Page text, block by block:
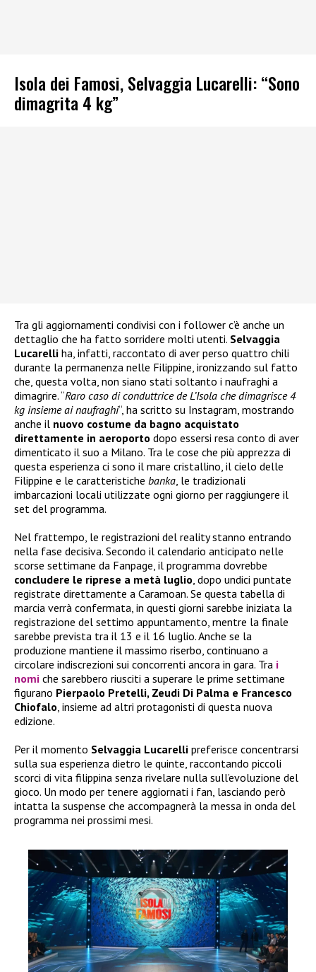
Isola dei Famosi, Selvaggia Lucarelli: “Sono
dimagrita 4 kg”
Tra gli aggiornamenti condivisi con i follower c’è anche un
dettaglio che ha fatto sorridere molti utenti. Selvaggia
Lucarelli ha, infatti, raccontato di aver perso quattro chili
durante la permanenza nelle Filippine, ironizzando sul fatto
che, questa volta, non siano stati soltanto i naufraghi a
dimagrire. “Raro caso di conduttrice de L’Isola che dimagrisce 4
kg insieme ai naufraghi“, ha scritto su Instagram, mostrando
anche il nuovo costume da bagno acquistato
direttamente in aeroporto dopo essersi resa conto di aver
dimenticato il suo a Milano. Tra le cose che più apprezza di
questa esperienza ci sono il mare cristallino, il cielo delle
Filippine e le caratteristiche banka, le tradizionali
imbarcazioni locali utilizzate ogni giorno per raggiungere il
set del programma.
Nel frattempo, le registrazioni del reality stanno entrando
nella fase decisiva. Secondo il calendario anticipato nelle
scorse settimane da Fanpage, il programma dovrebbe
concludere le riprese a metà luglio, dopo undici puntate
registrate direttamente a Caramoan. Se questa tabella di
marcia verrà confermata, in questi giorni sarebbe iniziata la
registrazione del settimo appuntamento, mentre la finale
sarebbe prevista tra il 13 e il 16 luglio. Anche se la
produzione mantiene il massimo riserbo, continuano a
circolare indiscrezioni sui concorrenti ancora in gara. Tra i
nomi che sarebbero riusciti a superare le prime settimane
figurano Pierpaolo Pretelli, Zeudi Di Palma e Francesco
Chiofalo, insieme ad altri protagonisti di questa nuova
edizione.
Per il momento Selvaggia Lucarelli preferisce concentrarsi
sulla sua esperienza dietro le quinte, raccontando piccoli
scorci di vita filippina senza rivelare nulla sull’evoluzione del
gioco. Un modo per tenere aggiornati i fan, lasciando però
intatta la suspense che accompagnerà la messa in onda del
programma nei prossimi mesi.